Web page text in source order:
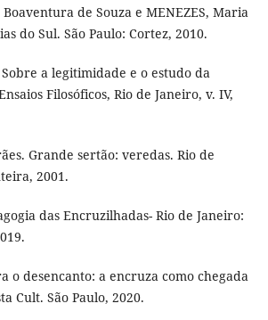
Boaventura de Souza e MENEZES, Maria
do Sul. São Paulo: Cortez, 2010.
Sobre a legitimidade e o estudo da
Filosóficos, Rio de Janeiro, v. IV,
Grande sertão: veredas. Rio de
2001.
das Encruzilhadas- Rio de Janeiro:
o desencanto: a encruza como chegada
Cult. São Paulo, 2020.